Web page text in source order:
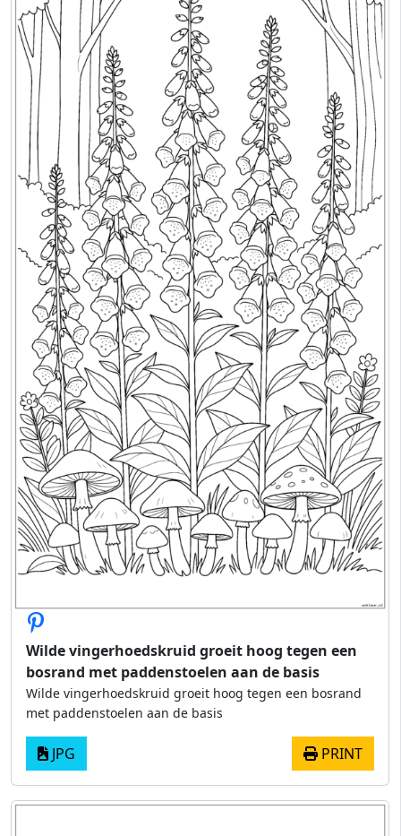
Wilde vingerhoedskruid groeit hoog tegen een
bosrand met paddenstoelen aan de basis
Wilde vingerhoedskruid groeit hoog tegen een bosrand
met paddenstoelen aan de basis
JPG PRINT